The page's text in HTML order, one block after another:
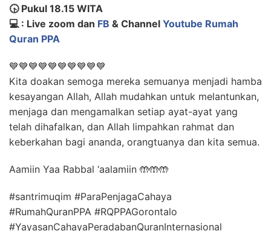
🕟 Pukul 18.15 WITA
💻 : Live zoom dan FB & Channel Youtube Rumah
Quran PPA
💙💙💙💙💙💙💙💙💙💙
Kita doakan semoga mereka semuanya menjadi hamba
kesayangan Allah, Allah mudahkan untuk melantunkan,
menjaga dan mengamalkan setiap ayat-ayat yang
telah dihafalkan, dan Allah limpahkan rahmat dan
keberkahan bagi ananda, orangtuanya dan kita semua.
Aamiin Yaa Rabbal ‘aalamiin 🤲🤲🤲
#santrimuqim #ParaPenjagaCahaya
#RumahQuranPPA #RQPPAGorontalo
#YayasanCahayaPeradabanQuranInternasional